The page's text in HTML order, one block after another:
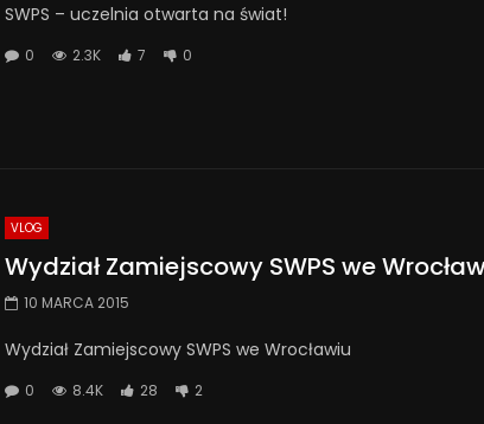
SWPS – uczelnia otwarta na świat!
0 2.3K 7 0
VLOG
Wydział Zamiejscowy SWPS we
10 MARCA 2015
Wydział Zamiejscowy SWPS we Wrocławiu
0 8.4K 28 2